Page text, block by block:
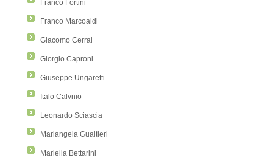
Franco Fortini
Franco Marcoaldi
Giacomo Cerrai
Giorgio Caproni
Giuseppe Ungaretti
Italo Calvnio
Leonardo Sciascia
Mariangela Gualtieri
Mariella Bettarini